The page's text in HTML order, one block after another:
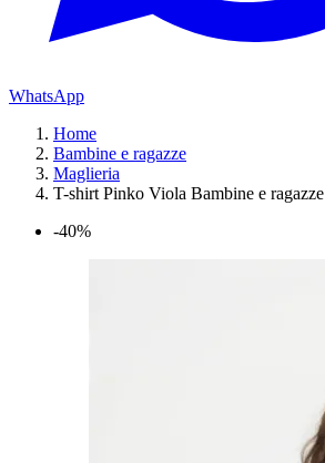
WhatsApp
Home
Bambine e ragazze
Maglieria
T-shirt Pinko Viola Bambine e ragazze
-40%